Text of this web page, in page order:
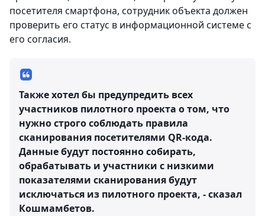
посетителя смартфона, сотрудник объекта должен
проверить его статус в информационной системе с
его согласия.
Также хотел бы предупредить всех
участников пилотного проекта о том, что
нужно строго соблюдать правила
сканирования посетителями QR-кода.
Данные будут постоянно собирать,
обрабатывать и участники с низкими
показателями сканирования будут
исключаться из пилотного проекта, - сказал
Кошмамбетов.